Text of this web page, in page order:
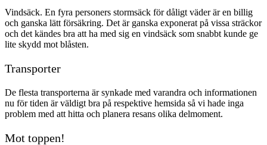
Vindsäck. En fyra personers stormsäck för dåligt väder är en billig
och ganska lätt försäkring. Det är ganska exponerat på vissa sträckor
och det kändes bra att ha med sig en vindsäck som snabbt kunde ge
lite skydd mot blåsten.
Transporter
De flesta transporterna är synkade med varandra och informationen
nu för tiden är väldigt bra på respektive hemsida så vi hade inga
problem med att hitta och planera resans olika delmoment.
Mot toppen!